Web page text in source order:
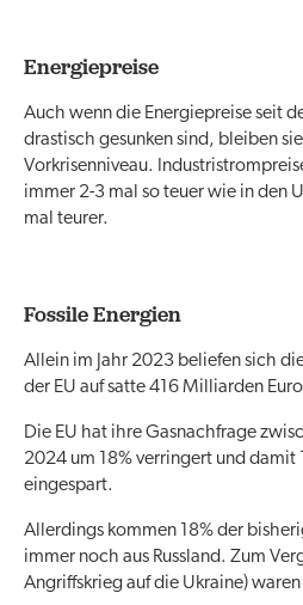
Energiepreise
Auch wenn die Energiepreise seit
drastisch gesunken sind, bleiben
Vorkrisenniveau.
immer 2-3 mal so teuer wie in den
mal teurer.
Fossile Energien
Allein im Jahr 2023 beliefen sich
der EU auf satte 416 Milliarden
Die EU hat ihre Gasnachfrage
2024 um 18% verringert und damit
eingespart.
Allerdings kommen 18% der
immer noch aus Russland. Zum
Angriffskrieg auf die Ukraine)